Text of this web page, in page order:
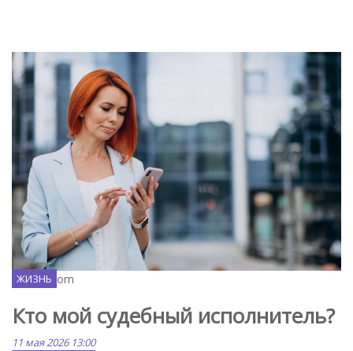
Freepik.com
ЖИЗНЬ
Кто мой судебный исполнитель?
11 мая 2026 13:00